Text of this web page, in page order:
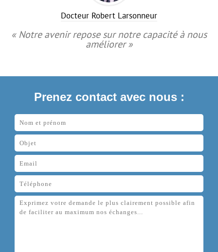
Docteur Robert Larsonneur
« Notre avenir repose sur notre capacité à nous
améliorer »
Prenez contact avec nous :